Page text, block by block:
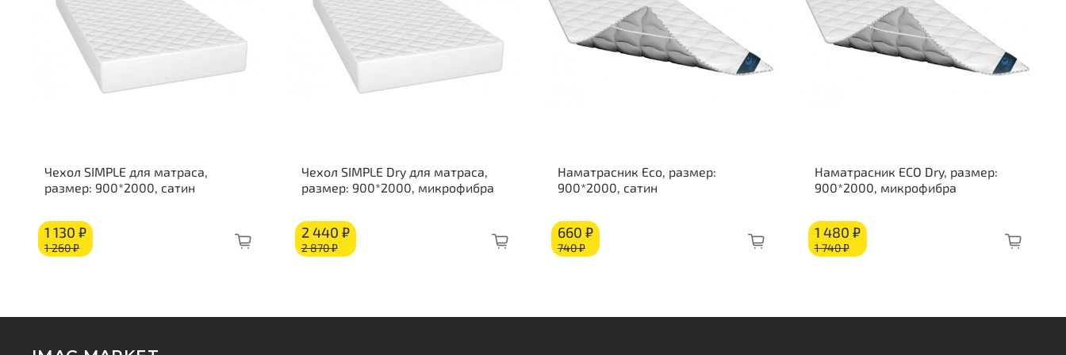
Изоляционный слой
Кокосовое волокно: 10 мм
Пенополиуретан: 20 мм
Короб из ППУ
Чехол SIMPLE для матраса,
размер: 900*2000, сатин
1 130 ₽
1 260 ₽
Чехол SIMPLE Dry для матраса,
размер: 900*2000, микрофибра
2 440 ₽
2 870 ₽
Наматрасник Eco, размер:
900*2000, сатин
660 ₽
740 ₽
Наматрасник ECO Dry, размер:
900*2000, микрофибра
1 480 ₽
1 740 ₽